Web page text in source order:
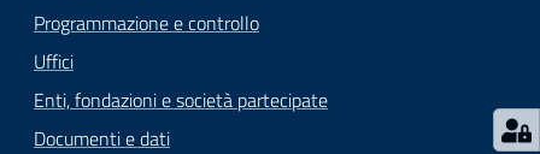
Programmazione e controllo
Uffici
Enti, fondazioni e società partecipate
Documenti e dati